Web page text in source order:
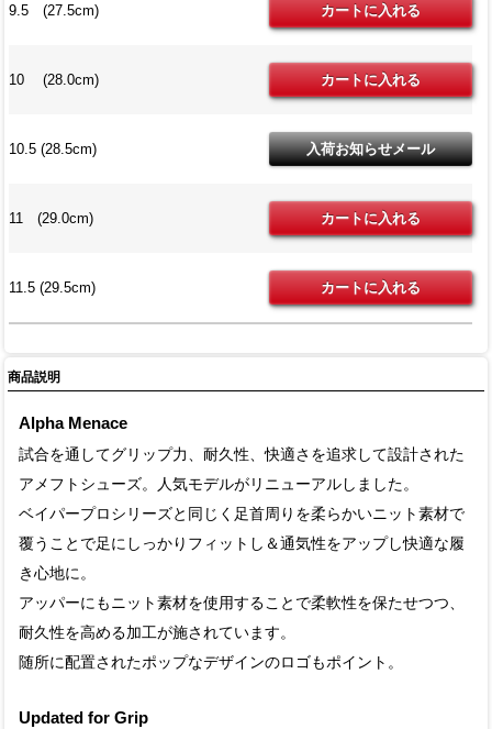
9.5 (27.5cm)
10 (28.0cm)
10.5 (28.5cm)
11 (29.0cm)
11.5 (29.5cm)
商品説明
Alpha Menace
試合を通してグリップ力、耐久性、快適さを追求して設計された
アメフトシューズ。人気モデルがリニューアルしました。
ベイパープロシリーズと同じく足首周りを柔らかいニット素材で
覆うことで足にしっかりフィットし＆通気性をアップし快適な履
き心地に。
アッパーにもニット素材を使用することで柔軟性を保たせつつ、
耐久性を高める加工が施されています。
随所に配置されたポップなデザインのロゴもポイント。
Updated for Grip